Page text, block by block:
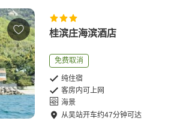
桂滨庄海滨酒店
免费取消
纯住宿
客房内可上网
海景
从吴站开车约47分钟可达